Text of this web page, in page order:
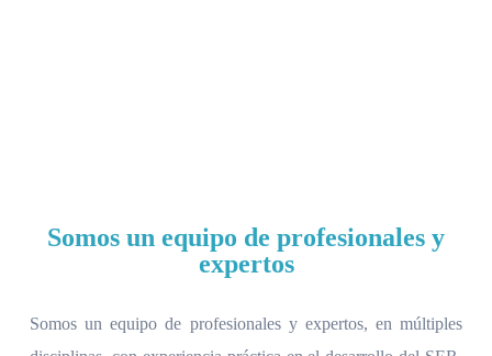
Somos un equipo de profesionales y
expertos
Somos un equipo de profesionales y expertos, en múltiples